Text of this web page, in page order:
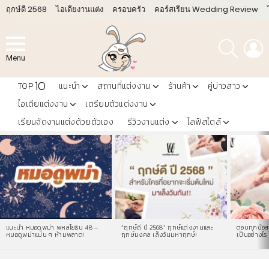
ฤกษ์ดี 2568 ไอเดียงานแต่ง ครอบครัว คอร์สเรียน Wedding Review
Menu
ค้นหา
TOP10 แนะนำ สถานที่แต่งงาน ร้านค้า
คู่บ่าวสาว
ไอเดียแต่งงาน
เตรียมตัวแต่งงาน
เรียนจัดงานแต่งด้วยตัวเอง
รีวิวงานแต่ง ไลฟ์สไตล์
LATEST
STORIES
แนะนำ หมอดูพม่า พหลโยธิน 48 –
หมอดูพม่าแม่น ๆ ห้ามพลาด!
“ฤกษ์ดี ปี 2568” ฤกษ์แต่งงานและ
ฤกษ์มงคล เล็งวันมหาฤกษ์!
ตอบทุกข้อส
เป็นอย่างไร